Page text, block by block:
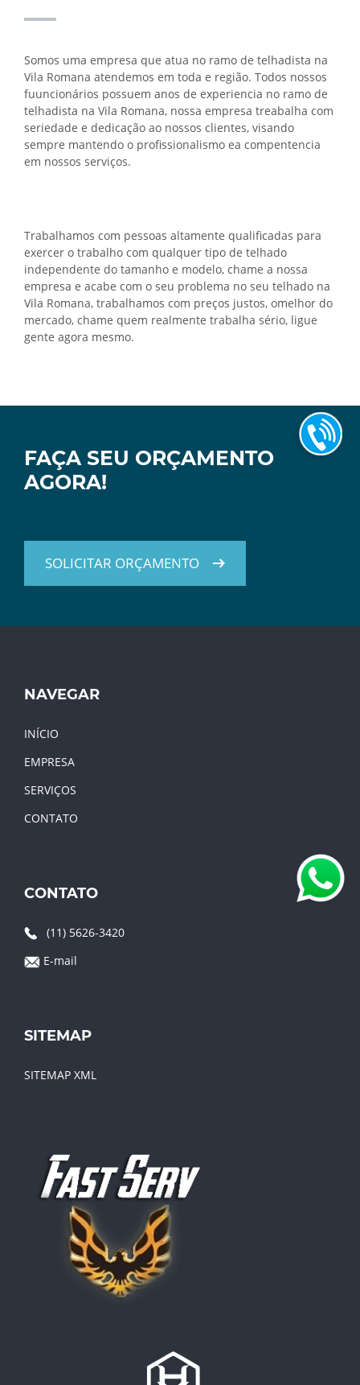
Somos uma empresa que atua no ramo de telhadista na
Vila Romana atendemos em toda e região. Todos nossos
fuuncionários possuem anos de experiencia no ramo de
telhadista na Vila Romana, nossa empresa treabalha com
seriedade e dedicação ao nossos clientes, visando
sempre mantendo o profissionalismo ea compentencia
em nossos serviços.
Trabalhamos com pessoas altamente qualificadas para
exercer o trabalho com qualquer tipo de telhado
independente do tamanho e modelo, chame a nossa
empresa e acabe com o seu problema no seu telhado na
Vila Romana, trabalhamos com preços justos, omelhor do
mercado, chame quem realmente trabalha sério, ligue
gente agora mesmo.
FAÇA SEU ORÇAMENTO
AGORA!
SOLICITAR ORÇAMENTO
NAVEGAR
INÍCIO
EMPRESA
SERVIÇOS
CONTATO
CONTATO
(11) 5626-3420
E-mail
SITEMAP
SITEMAP XML